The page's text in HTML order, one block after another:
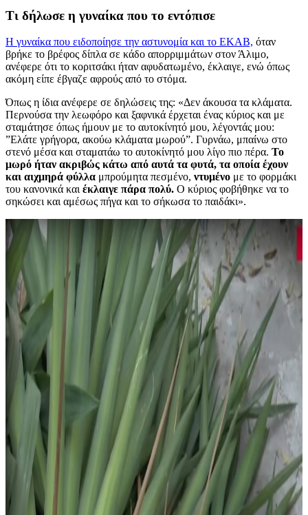
Τι δήλωσε η γυναίκα που το εντόπισε
Η γυναίκα που ειδοποίησε την αστυνομία και το ΕΚΑΒ, όταν
βρήκε το βρέφος δίπλα σε κάδο απορριμμάτων στον Άλιμο,
ανέφερε ότι το κοριτσάκι ήταν αφυδατωμένο, έκλαιγε, ενώ όπως
ακόμη είπε έβγαζε αφρούς από το στόμα.
Όπως η ίδια ανέφερε σε δηλώσεις της: «Δεν άκουσα τα κλάματα.
Περνούσα την λεωφόρο και ξαφνικά έρχεται ένας κύριος και με
σταμάτησε όπως ήμουν με το αυτοκίνητό μου, λέγοντάς μου:
”Ελάτε γρήγορα, ακούω κλάματα μωρού”. Γυρνάω, μπαίνω στο
στενό μέσα και σταματάω το αυτοκίνητό μου λίγο πιο πέρα. Το
μωρό ήταν ακριβώς κάτω από αυτά τα φυτά, τα οποία έχουν
και αιχμηρά φύλλα μπρούμητα πεσμένο, ντυμένο με το φορμάκι
του κανονικά καιέκλαιγε πάρα πολύ. Ο κύριος φοβήθηκε να το
σηκώσει και αμέσως πήγα και το σήκωσα το παιδάκι».